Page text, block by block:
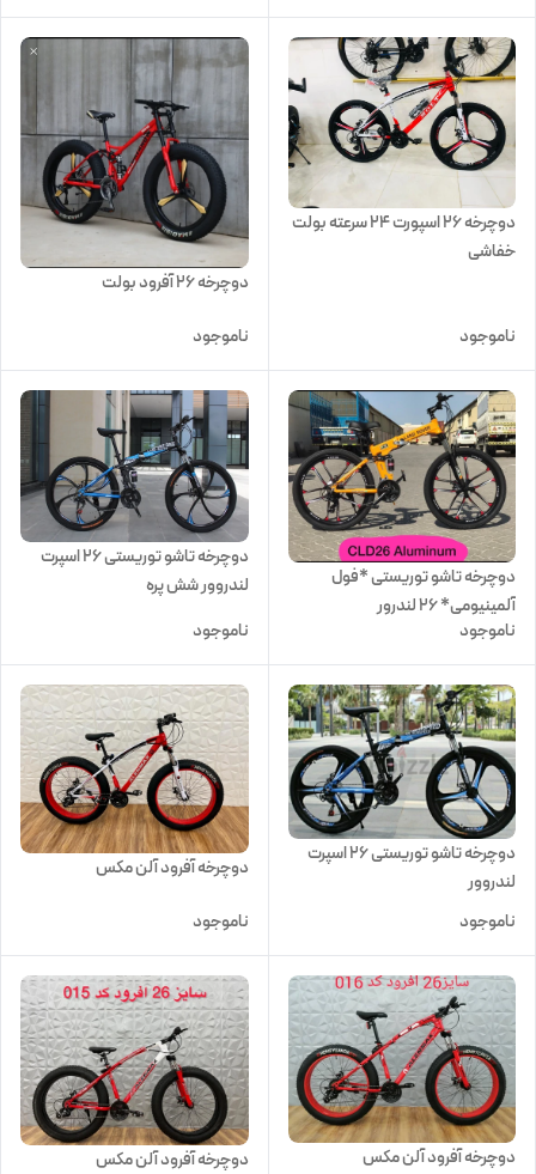
دوچرخه ۲۶ اسپورت ۲۴ سرعته بولت
خفاشی
ناموجود
دوچرخه 26 آفرود بولت
ناموجود
دوچرخه تاشو توریستی *فول
آلمینیومی* ۲۶ لندرور
ناموجود
دوچرخه تاشو توریستی 26 اسپرت
لندروور شش پره
ناموجود
دوچرخه تاشو توریستی 26 اسپرت
لندروور
ناموجود
دوچرخه آفرود آلن مکس
ناموجود
دوچرخه آفرود آلن مکس دوچرخه آفرود آلن مکس